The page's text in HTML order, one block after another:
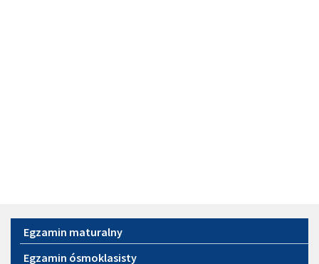
Menu
Egzamin maturalny
Egzamin ósmoklasisty